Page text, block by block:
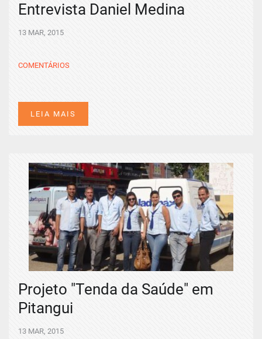
Entrevista Daniel Medina
13 MAR, 2015
COMENTÁRIOS
LEIA MAIS
Projeto "Tenda da Saúde" em
Pitangui
13 MAR, 2015